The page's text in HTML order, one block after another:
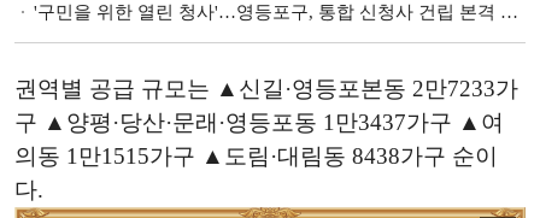
'구민을 위한 열린 청사'…영등포구, 통합 신청사 건립 본격 추진
권역별 공급 규모는 ▲신길·영등포본동 2만7233가
구 ▲양평·당산·문래·영등포동 1만3437가구 ▲여
의동 1만1515가구 ▲도림·대림동 8438가구 순이
다.